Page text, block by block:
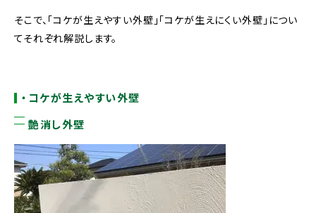
そこで、「コケが生えやすい外壁」「コケが生えにくい外壁」につい
てそれぞれ解説します。
・コケが生えやすい外壁
艶消し外壁